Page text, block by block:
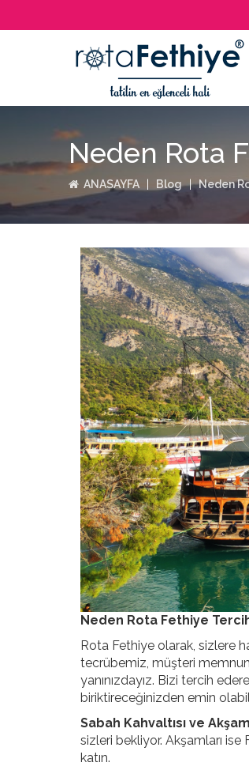
Neden Rota
ANASAYFA Blog Neden
Neden Rota Fethiye
Rota Fethiye olarak, sizlere
tecrübemiz, müşteri
yanınızdayız. Bizi tercih
biriktireceğinizden emin
Sabah Kahvaltısı ve
sizleri bekliyor. Akşamları
katın.